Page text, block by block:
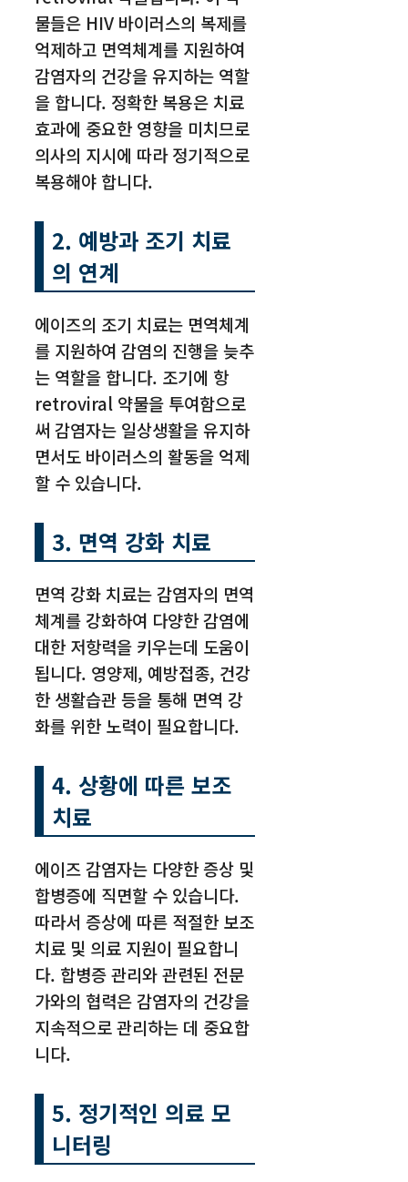
물들은 HIV 바이러스의 복제를
억제하고 면역체계를 지원하여
감염자의 건강을 유지하는 역할
을 합니다. 정확한 복용은 치료
효과에 중요한 영향을 미치므로
의사의 지시에 따라 정기적으로
복용해야 합니다.
2. 예방과 조기 치료
의 연계
에이즈의 조기 치료는 면역체계
를 지원하여 감염의 진행을 늦추
는 역할을 합니다. 조기에 항
retroviral 약물을 투여함으로
써 감염자는 일상생활을 유지하
면서도 바이러스의 활동을 억제
할 수 있습니다.
3. 면역 강화 치료
면역 강화 치료는 감염자의 면역
체계를 강화하여 다양한 감염에
대한 저항력을 키우는데 도움이
됩니다. 영양제, 예방접종, 건강
한 생활습관 등을 통해 면역 강
화를 위한 노력이 필요합니다.
4. 상황에 따른 보조
치료
에이즈 감염자는 다양한 증상 및
합병증에 직면할 수 있습니다.
따라서 증상에 따른 적절한 보조
치료 및 의료 지원이 필요합니
다. 합병증 관리와 관련된 전문
가와의 협력은 감염자의 건강을
지속적으로 관리하는 데 중요합
니다.
5. 정기적인 의료 모
니터링